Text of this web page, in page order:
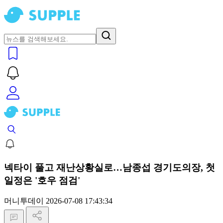
넥타이 풀고 재난상황실로…남종섭 경기도의장, 첫
일정은 '호우 점검'
머니투데이 2026-07-08 17:43:34